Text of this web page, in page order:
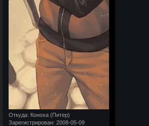
Откуда: Коноха (Питер)
Зарегистрирован: 2008-05-09